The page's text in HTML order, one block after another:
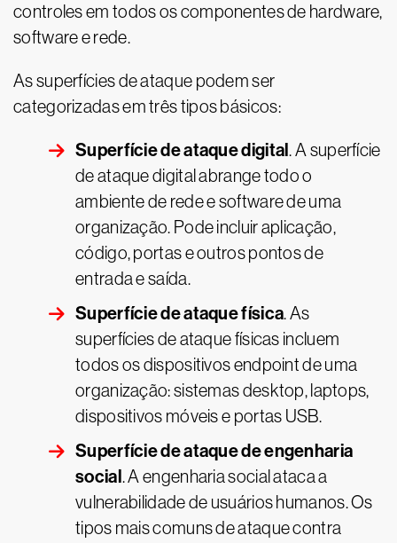
controles em todos os componentes de hardware,
software e rede.
As superfícies de ataque podem ser
categorizadas em três tipos básicos:
Superfície de ataque digital. A superfície
de ataque digital abrange todo o
ambiente de rede e software de uma
organização. Pode incluir aplicação,
código, portas e outros pontos de
entrada e saída.
Superfície de ataque física. As
superfícies de ataque físicas incluem
todos os dispositivos endpoint de uma
organização: sistemas desktop, laptops,
dispositivos móveis e portas USB.
Superfície de ataque de engenharia
social. A engenharia social ataca a
vulnerabilidade de usuários humanos. Os
tipos mais comuns de ataque contra